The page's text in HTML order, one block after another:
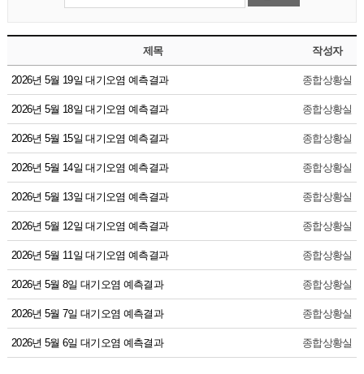
제목 작성자
2026년 5월 19일 대기오염 예측결과 종합상황실
2026년 5월 18일 대기오염 예측결과 종합상황실
2026년 5월 15일 대기오염 예측결과 종합상황실
2026년 5월 14일 대기오염 예측결과 종합상황실
2026년 5월 13일 대기오염 예측결과 종합상황실
2026년 5월 12일 대기오염 예측결과 종합상황실
2026년 5월 11일 대기오염 예측결과 종합상황실
2026년 5월 8일 대기오염 예측결과 종합상황실
2026년 5월 7일 대기오염 예측결과 종합상황실
2026년 5월 6일 대기오염 예측결과 종합상황실